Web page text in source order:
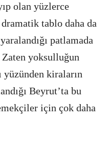
olan yüzlerce
tablo daha da
patlamada
yoksulluğun
yüzünden kiraların
Beyrut’ta bu
için çok daha